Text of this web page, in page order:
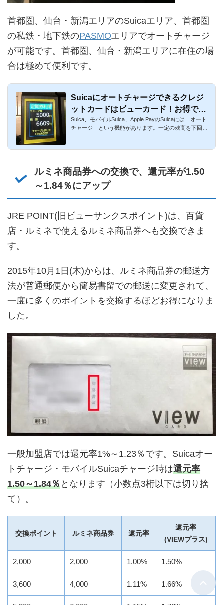
首都圏、仙台・新潟エリアのSuicaエリア、首都圏
の私鉄・地下鉄のPASMOエリアでオートチャージ
が可能です。首都圏、仙台・新潟エリアに在住の場
合は極めて便利です。
Suicaにオートチャージできるクレジ
ットカードはビューカード！お得で便
利
Suica、モバイルSuica、Apple PayのSuicaには「オート
チャージ」という機能があります。一定の残高を下回る
ルミネ商品券への交換で、還元率が1.50
～1.84％にアップ
JRE POINT(旧ビューサンクスポイント)は、百貨
店・ルミネで使えるルミネ商品券へも交換できま
す。
2015年10月1日(木)からは、ルミネ商品券の郵送方
法が普通郵便から簡易書留での郵送に変更されて、
一度に多くのポイントを交換するほどお得になりま
した。
一般加盟店では還元率1%～1.23％です。Suicaオー
トチャージ・モバイルSuicaチャージ時は還元率
1.50～1.84％となります（小数点3桁以下は切り捨
て）。
交換ポイント ルミネ商品券 還元率
還元率
(VIEWプラス)
2,000 2,000 1.00% 1.50%
3,600 4,000 1.11% 1.66%